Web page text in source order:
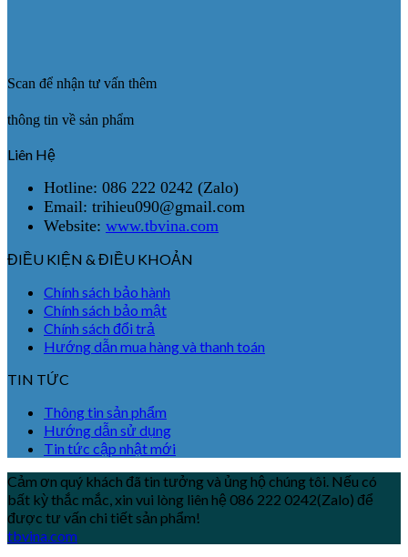
Scan để nhận tư vấn thêm
thông tin về sản phẩm
Liên Hệ
Hotline: 086 222 0242 (Zalo)
Email: trihieu090@gmail.com
Website: www.tbvina.com
ĐIỀU KIỆN & ĐIỀU KHOẢN
Chính sách bảo hành
Chính sách bảo mật
Chính sách đổi trả
Hướng dẫn mua hàng và thanh toán
TIN TỨC
Thông tin sản phẩm
Hướng dẫn sử dụng
Tin tức cập nhật mới
Cảm ơn quý khách đã tin tưởng và ủng hộ chúng tôi. Nếu có
bất kỳ thắc mắc, xin vui lòng liên hệ 086 222 0242(Zalo) để
được tư vấn chi tiết sản phẩm!
tbvina.com